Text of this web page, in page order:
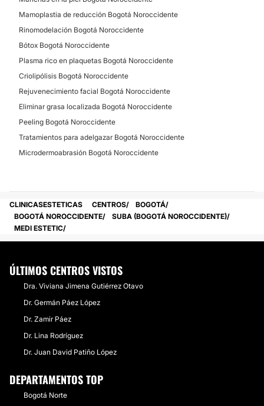
Mamoplastia de reducción Bogotá Noroccidente
Rinomodelación Bogotá Noroccidente
Bótox Bogotá Noroccidente
Plasma rico en plaquetas Bogotá Noroccidente
Criolipólisis Bogotá Noroccidente
Rejuvenecimiento facial Bogotá Noroccidente
Eliminar grasa localizada Bogotá Noroccidente
Peeling Bogotá Noroccidente
Tratamientos para adelgazar Bogotá Noroccidente
Microdermoabrasión Bogotá Noroccidente
CLINICASESTETICAS CENTROS
BOGOTÁ
BOGOTÁ NOROCCIDENTE
SUBA (BOGOTÁ NOROCCIDENTE)
MEDI ESTETIC
ÚLTIMOS CENTROS VISTOS
Dra. Viviana Jimena Gutiérrez Otavo
Dr. Germán Páez López
Dr. Zamir Páez
Dr. Lina Rodríguez
Dr. Juan David Patiño López
DEPARTAMENTOS TOP
Bogotá Norte